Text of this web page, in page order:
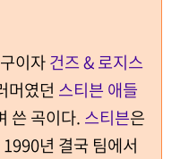
이자건즈 & 로지스
머였던 스티븐 애들
쓴 곡이다. 스티븐은
년 결국 팀에서